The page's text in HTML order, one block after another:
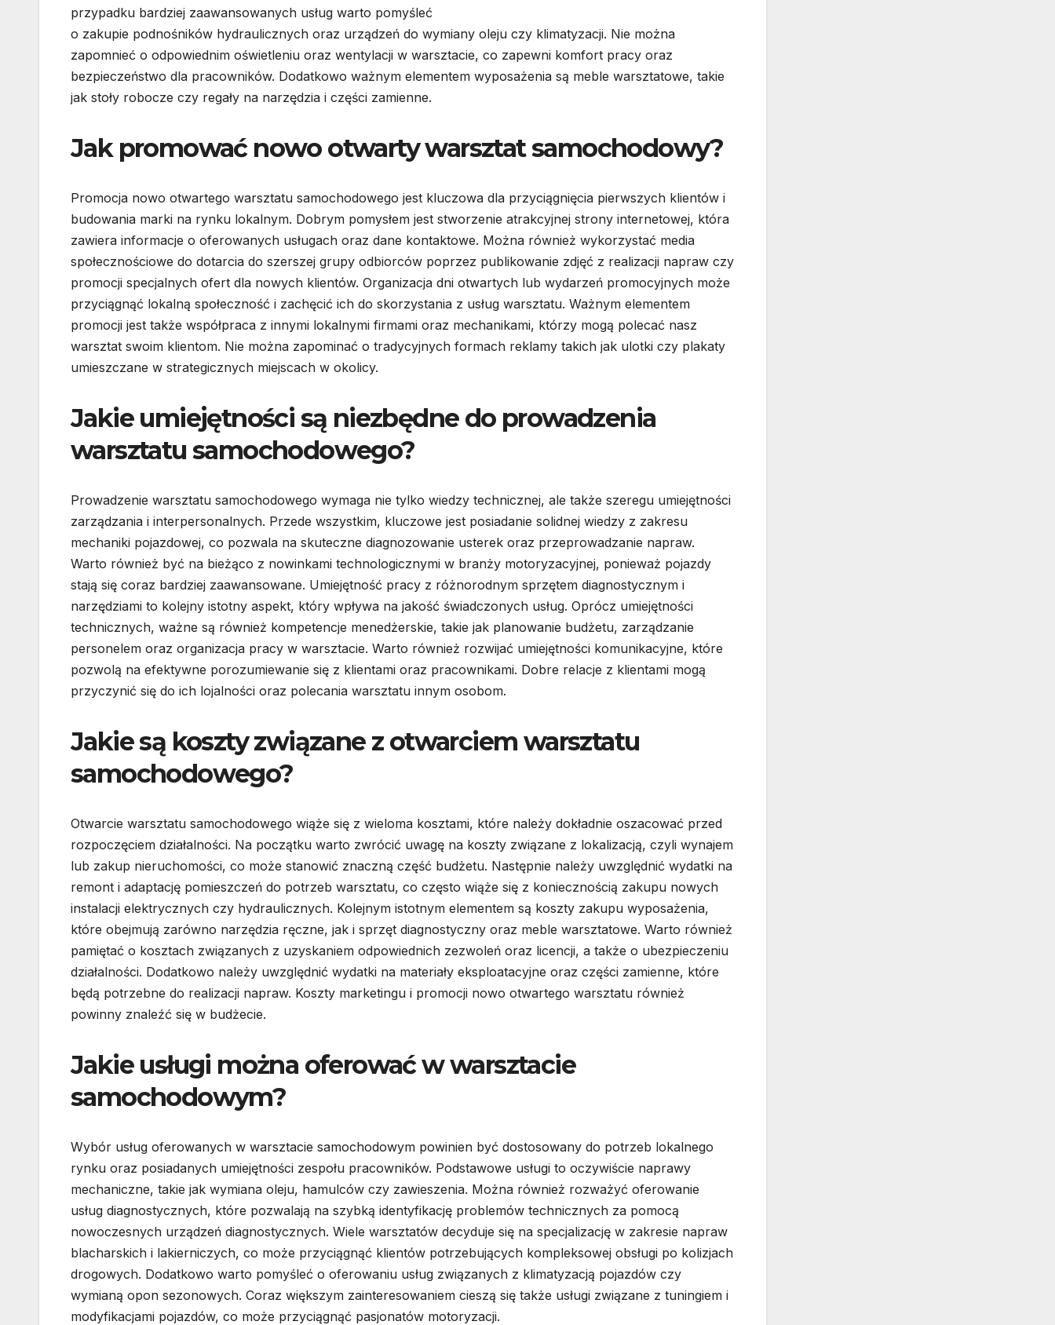
przypadku bardziej zaawansowanych usług warto pomyśleć
o zakupie podnośników hydraulicznych oraz urządzeń do wymiany oleju czy klimatyzacji. Nie można
zapomnieć o odpowiednim oświetleniu oraz wentylacji w warsztacie, co zapewni komfort pracy oraz
bezpieczeństwo dla pracowników. Dodatkowo ważnym elementem wyposażenia są meble warsztatowe, takie
jak stoły robocze czy regały na narzędzia i części zamienne.
Jak promować nowo otwarty warsztat samochodowy?
Promocja nowo otwartego warsztatu samochodowego jest kluczowa dla przyciągnięcia pierwszych klientów i
budowania marki na rynku lokalnym. Dobrym pomysłem jest stworzenie atrakcyjnej strony internetowej, która
zawiera informacje o oferowanych usługach oraz dane kontaktowe. Można również wykorzystać media
społecznościowe do dotarcia do szerszej grupy odbiorców poprzez publikowanie zdjęć z realizacji napraw czy
promocji specjalnych ofert dla nowych klientów. Organizacja dni otwartych lub wydarzeń promocyjnych może
przyciągnąć lokalną społeczność i zachęcić ich do skorzystania z usług warsztatu. Ważnym elementem
promocji jest także współpraca z innymi lokalnymi firmami oraz mechanikami, którzy mogą polecać nasz
warsztat swoim klientom. Nie można zapominać o tradycyjnych formach reklamy takich jak ulotki czy plakaty
umieszczane w strategicznych miejscach w okolicy.
Jakie umiejętności są niezbędne do prowadzenia
warsztatu samochodowego?
Prowadzenie warsztatu samochodowego wymaga nie tylko wiedzy technicznej, ale także szeregu umiejętności
zarządzania i interpersonalnych. Przede wszystkim, kluczowe jest posiadanie solidnej wiedzy z zakresu
mechaniki pojazdowej, co pozwala na skuteczne diagnozowanie usterek oraz przeprowadzanie napraw.
Warto również być na bieżąco z nowinkami technologicznymi w branży motoryzacyjnej, ponieważ pojazdy
stają się coraz bardziej zaawansowane. Umiejętność pracy z różnorodnym sprzętem diagnostycznym i
narzędziami to kolejny istotny aspekt, który wpływa na jakość świadczonych usług. Oprócz umiejętności
technicznych, ważne są również kompetencje menedżerskie, takie jak planowanie budżetu, zarządzanie
personelem oraz organizacja pracy w warsztacie. Warto również rozwijać umiejętności komunikacyjne, które
pozwolą na efektywne porozumiewanie się z klientami oraz pracownikami. Dobre relacje z klientami mogą
przyczynić się do ich lojalności oraz polecania warsztatu innym osobom.
Jakie są koszty związane z otwarciem warsztatu
samochodowego?
Otwarcie warsztatu samochodowego wiąże się z wieloma kosztami, które należy dokładnie oszacować przed
rozpoczęciem działalności. Na początku warto zwrócić uwagę na koszty związane z lokalizacją, czyli wynajem
lub zakup nieruchomości, co może stanowić znaczną część budżetu. Następnie należy uwzględnić wydatki na
remont i adaptację pomieszczeń do potrzeb warsztatu, co często wiąże się z koniecznością zakupu nowych
instalacji elektrycznych czy hydraulicznych. Kolejnym istotnym elementem są koszty zakupu wyposażenia,
które obejmują zarówno narzędzia ręczne, jak i sprzęt diagnostyczny oraz meble warsztatowe. Warto również
pamiętać o kosztach związanych z uzyskaniem odpowiednich zezwoleń oraz licencji, a także o ubezpieczeniu
działalności. Dodatkowo należy uwzględnić wydatki na materiały eksploatacyjne oraz części zamienne, które
będą potrzebne do realizacji napraw. Koszty marketingu i promocji nowo otwartego warsztatu również
powinny znaleźć się w budżecie.
Jakie usługi można oferować w warsztacie
samochodowym?
Wybór usług oferowanych w warsztacie samochodowym powinien być dostosowany do potrzeb lokalnego
rynku oraz posiadanych umiejętności zespołu pracowników. Podstawowe usługi to oczywiście naprawy
mechaniczne, takie jak wymiana oleju, hamulców czy zawieszenia. Można również rozważyć oferowanie
usług diagnostycznych, które pozwalają na szybką identyfikację problemów technicznych za pomocą
nowoczesnych urządzeń diagnostycznych. Wiele warsztatów decyduje się na specjalizację w zakresie napraw
blacharskich i lakierniczych, co może przyciągnąć klientów potrzebujących kompleksowej obsługi po kolizjach
drogowych. Dodatkowo warto pomyśleć o oferowaniu usług związanych z klimatyzacją pojazdów czy
wymianą opon sezonowych. Coraz większym zainteresowaniem cieszą się także usługi związane z tuningiem i
modyfikacjami pojazdów, co może przyciągnąć pasjonatów motoryzacji.